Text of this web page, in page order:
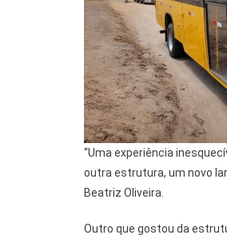
“Uma experiência
outra estrutura, um novo
Beatriz Oliveira.
Outro que gostou da